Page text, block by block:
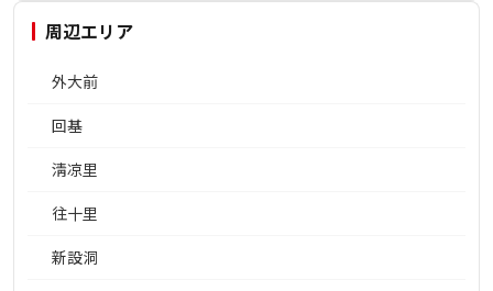
周辺エリア
外大前
回基
淸凉里
往十里
新設洞